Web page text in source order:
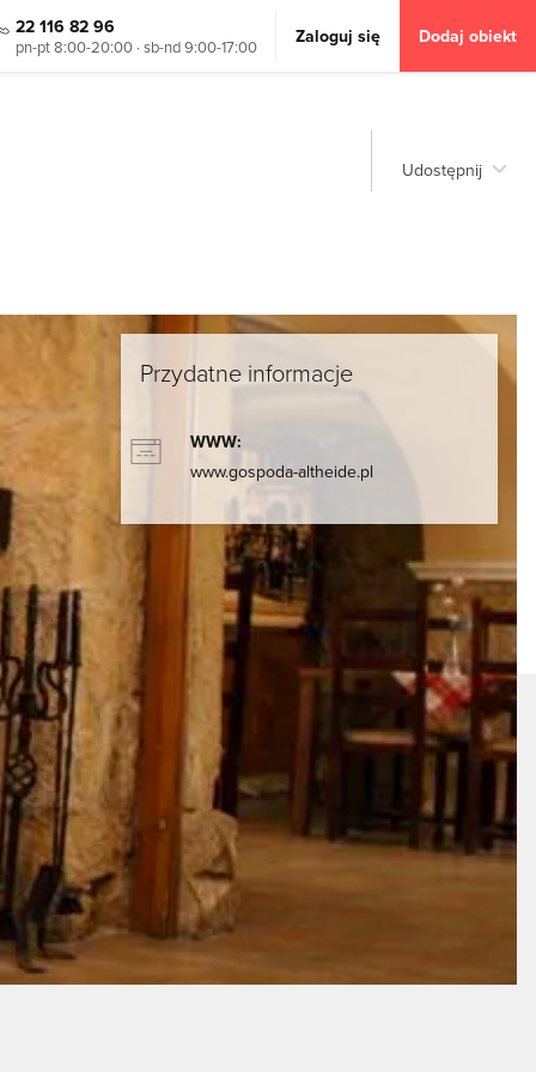
22 116 82 96
pn-pt 8:00-20:00 · sb-nd 9:00-17:00 Zaloguj się Dodaj obiekt
Udostępnij
Przydatne informacje
WWW:
www.gospoda-altheide.pl